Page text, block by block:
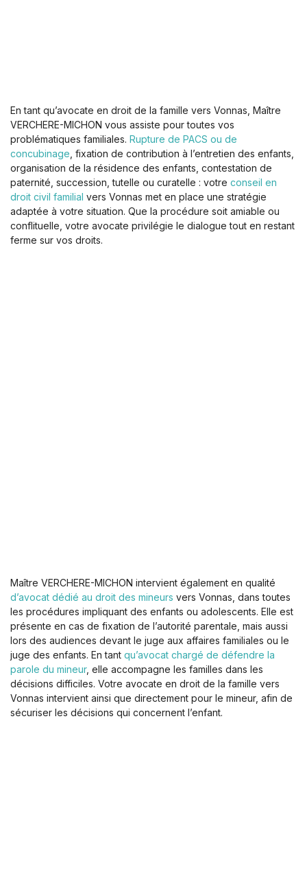
En tant qu’avocate en droit de la famille vers Vonnas, Maître
VERCHERE-MICHON vous assiste pour toutes vos
problématiques familiales. Rupture de PACS ou de
concubinage , fixation de contribution à l’entretien des enfants,
organisation de la résidence des enfants, contestation de
paternité, succession, tutelle ou curatelle : votre conseil en
droit civil familial vers Vonnas met en place une stratégie
adaptée à votre situation. Que la procédure soit amiable ou
conflituelle, votre avocate privilégie le dialogue tout en restant
ferme sur vos droits.
Maître VERCHERE-MICHON intervient également en qualité
d’avocat dédié au droit des mineurs vers Vonnas, dans toutes
les procédures impliquant des enfants ou adolescents. Elle est
présente en cas de fixation de l’autorité parentale, mais aussi
lors des audiences devant le juge aux affaires familiales ou le
juge des enfants. En tant qu’avocat chargé de défendre la
parole du mineur, elle accompagne les familles dans les
décisions difficiles. Votre avocate en droit de la famille vers
Vonnas intervient ainsi que directement pour le mineur, afin de
sécuriser les décisions qui concernent l’enfant.